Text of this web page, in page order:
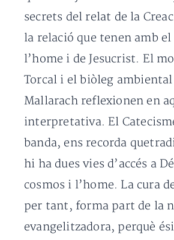
secrets del relat de la
la relació que tenen amb
l’home i de Jesucrist. El
Torcal i el biòleg ambiental
Mallarach reflexionen en
interpretativa. El
banda, ens recorda
hi ha dues vies d’accés a
cosmos i l’home. La cura
per tant, forma part de la
evangelitzadora, perquè